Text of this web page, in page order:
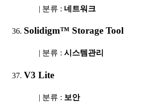
| 분류 : 네트워크
Solidigm™ Storage Tool
| 분류 : 시스템관리
V3 Lite
| 분류 : 보안